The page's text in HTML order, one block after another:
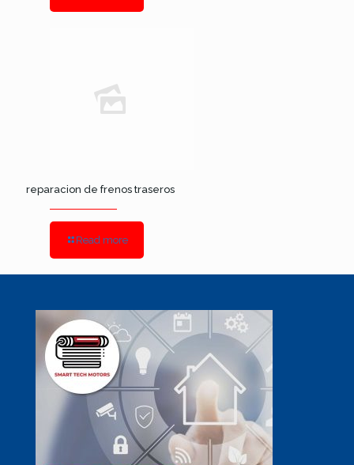
reparacion de frenos traseros
Read more